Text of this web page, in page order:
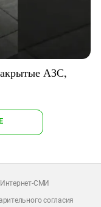
АЗС,
СМИ
согласия